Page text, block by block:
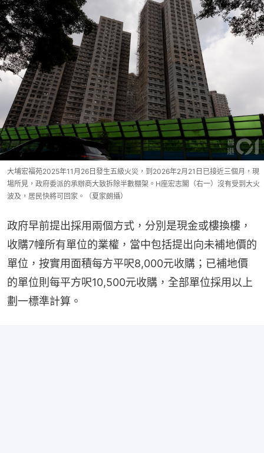
大埔宏福苑2025年11月26日發生五級火災，到2026年2月21日已接近三個月，現
場所見，政府委派的承辦商大致拆除半數棚架。H座宏志閣（右一）沒有受到大火
波及，居民快將可回家。（夏家朗攝）
政府早前提出採用兩個方式，分別是現金或樓換樓，
收購7幢所有單位的業權，當中包括提出向未補地價的
單位，按實用面積每方平呎8,000元收購；已補地價
的單位則每平方呎10,500元收購，全部單位採用以上
劃一標準計算。